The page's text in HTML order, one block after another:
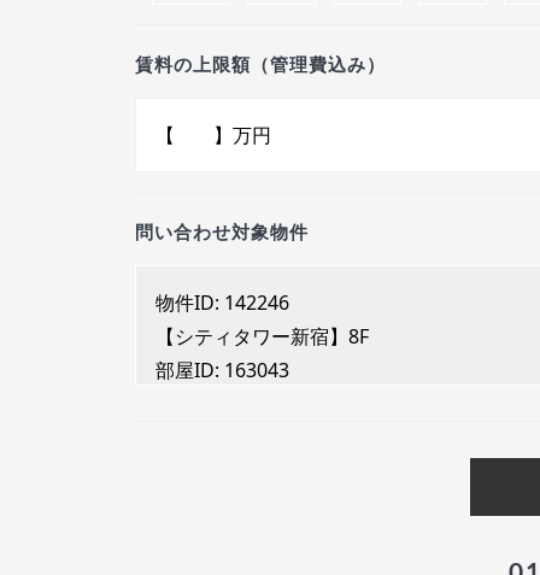
賃料の上限額（管理費込み）
問い合わせ対象物件